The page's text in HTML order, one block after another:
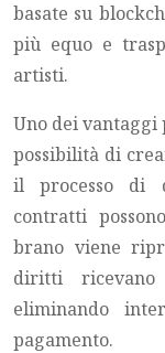
basate su
più equo e
artisti.
Uno dei
possibilità di
il processo di
contratti
brano viene
diritti
eliminando
pagamento.